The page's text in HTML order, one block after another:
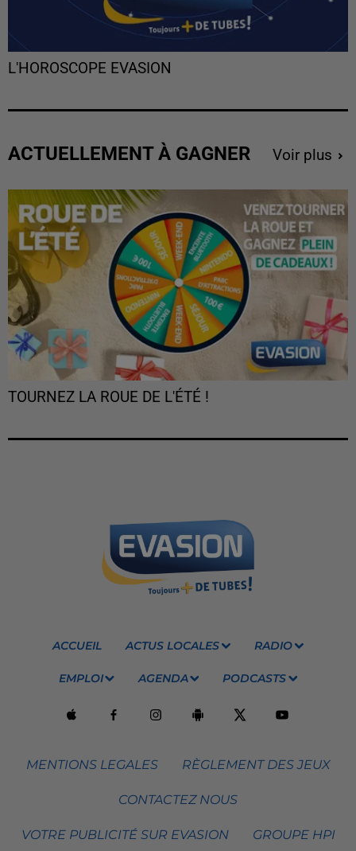
L'HOROSCOPE EVASION
ACTUELLEMENT À GAGNER Voir plus
TOURNEZ LA ROUE DE L'ÉTÉ !
ACCUEIL ACTUS LOCALES RADIO
EMPLOI AGENDA PODCASTS
MENTIONS LEGALES RÈGLEMENT DES JEUX
CONTACTEZ NOUS
VOTRE PUBLICITÉ SUR EVASION GROUPE HPI